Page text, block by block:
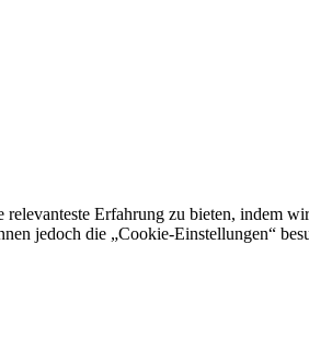
Erfahrung zu bieten, indem
jedoch die „Cookie-Einstellungen“